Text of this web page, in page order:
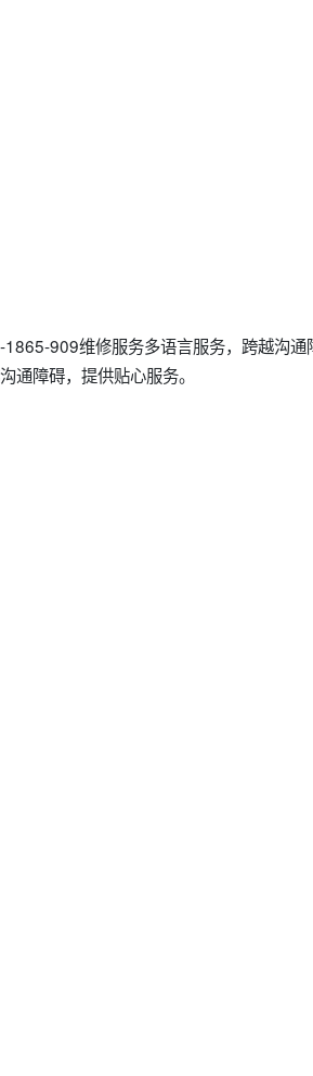
909维修服务多语言服务，跨越沟
通障碍，提供贴心服务。